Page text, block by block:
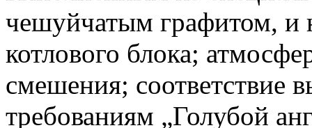
чешуйчатым графитом, и
котлового блока;
смешения; соответствие
требованиям „Голубой